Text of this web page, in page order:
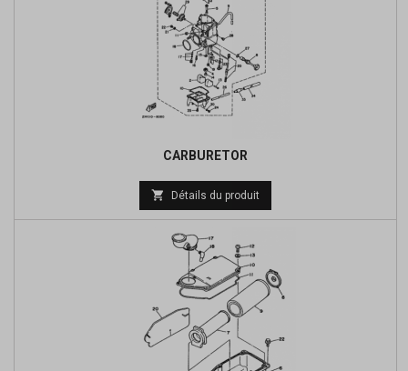
CARBURETOR
 Détails du produit